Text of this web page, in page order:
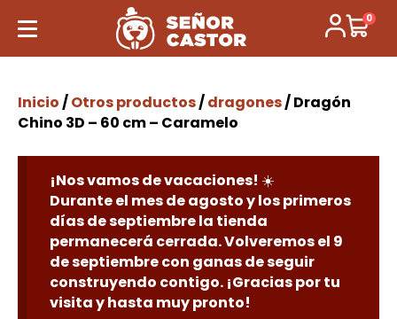
0
Inicio/Otros productos/dragones/ Dragón
Chino 3D – 60 cm – Caramelo
¡Nos vamos de vacaciones! ☀️
Durante el mes de agosto y los primeros
días de septiembre la tienda
permanecerá cerrada. Volveremos el 9
de septiembre con ganas de seguir
construyendo contigo. ¡Gracias por tu
visita y hasta muy pronto!